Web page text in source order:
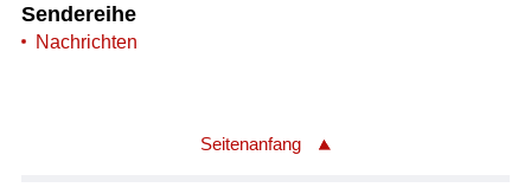
Sendereihe
Nachrichten
Seitenanfang